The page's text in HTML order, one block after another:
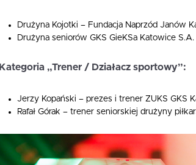
Drużyna Kojotki – Fundacja Naprzód Janów
Drużyna seniorów GKS GieKSa Katowice S.A.
Kategoria „Trener / Działacz sportowy”:
Jerzy Kopański – prezes i trener ZUKS GKS
Rafał Górak – trener seniorskiej drużyny